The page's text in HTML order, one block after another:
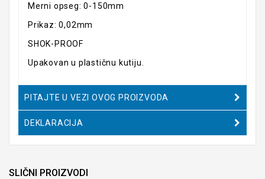
Merni opseg: 0-150mm
Prikaz: 0,02mm
SHOK-PROOF
Upakovan u plastičnu kutiju.
PITAJTE U VEZI OVOG PROIZVODA
DEKLARACIJA
SLIČNI PROIZVODI